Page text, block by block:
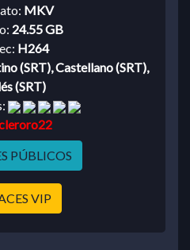
MKV
24.55 GB
H264
(SRT), Castellano (SRT),
(SRT)
PÚBLICOS
VIP